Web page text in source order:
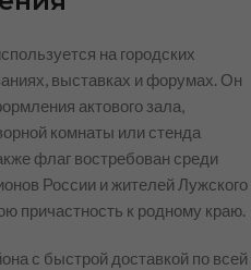
на городских
выставках и форумах. Он
актового зала,
комнаты или стенда
флаг востребован среди
России и жителей Лужского
причастность к родному краю.
с быстрой доставкой по всей